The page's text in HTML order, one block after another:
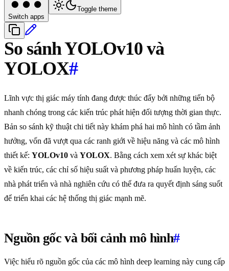
Switch apps
Toggle theme
So sánh YOLOv10 và
YOLOX#
Lĩnh vực thị giác máy tính đang được thúc đẩy bởi những tiến bộ
nhanh chóng trong các kiến trúc phát hiện đối tượng thời gian thực.
Bản so sánh kỹ thuật chi tiết này khám phá hai mô hình có tầm ảnh
hưởng, vốn đã vượt qua các ranh giới về hiệu năng và các mô hình
thiết kế: YOLOv10 và YOLOX. Bằng cách xem xét sự khác biệt
về kiến trúc, các chỉ số hiệu suất và phương pháp huấn luyện, các
nhà phát triển và nhà nghiên cứu có thể đưa ra quyết định sáng suốt
để triển khai các hệ thống thị giác mạnh mẽ.
Nguồn gốc và bối cảnh mô hình#
Việc hiểu rõ nguồn gốc của các mô hình deep learning này cung cấp